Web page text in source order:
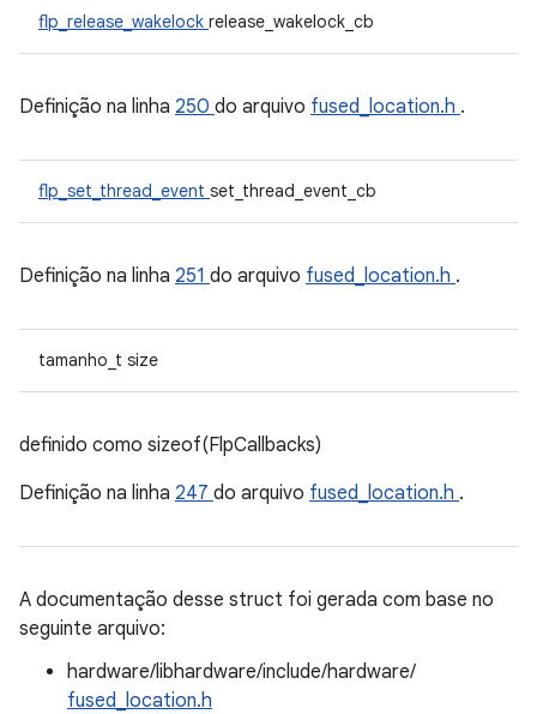
flp_release_wakelock release_wakelock_cb
Definição na linha 250 do arquivo fused_location.h .
flp_set_thread_event set_thread_event_cb
Definição na linha 251 do arquivo fused_location.h .
tamanho_t size
definido como sizeof(FlpCallbacks)
Definição na linha 247 do arquivo fused_location.h .
A documentação desse struct foi gerada com base no
seguinte arquivo:
hardware/libhardware/include/hardware/
fused_location.h